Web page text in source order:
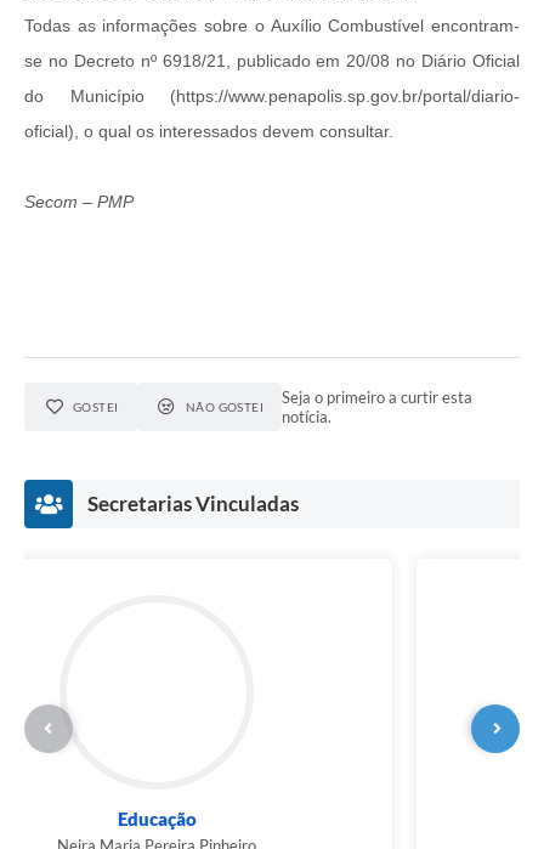
Todas as informações sobre o Auxílio Combustível encontram-
se no Decreto nº 6918/21, publicado em 20/08 no Diário Oficial
do Município (https://www.penapolis.sp.gov.br/portal/diario-
oficial), o qual os interessados devem consultar.
Secom – PMP
GOSTEI NÃO GOSTEI
Seja o primeiro a curtir esta
notícia.
Secretarias Vinculadas